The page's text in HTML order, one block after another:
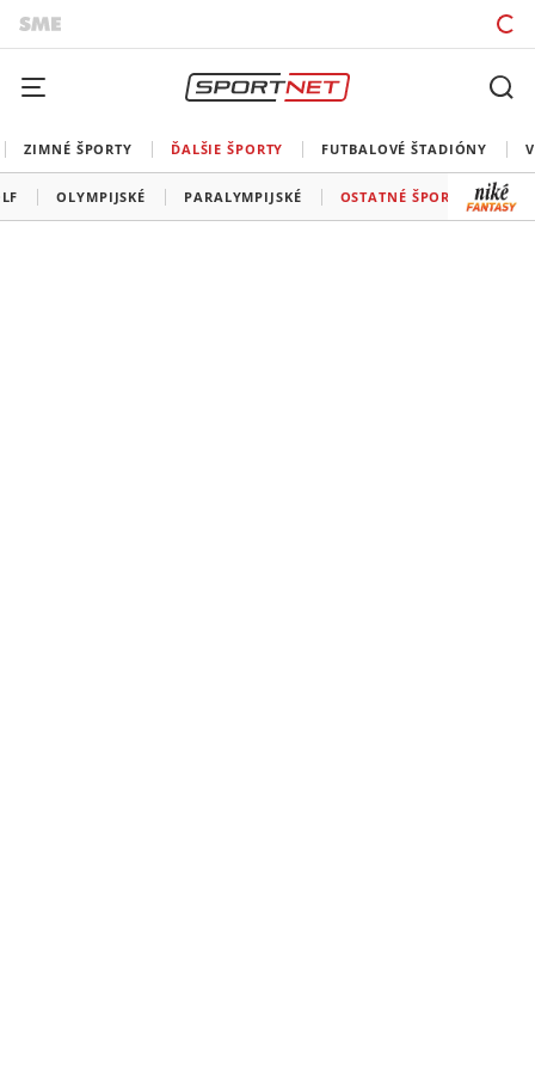
ZIMNÉ ŠPORTY ĎALŠIE ŠPORTY FUTBALOVÉ ŠTADIÓNY
OLYMPIJSKÉ PARALYMPIJSKÉ OSTATNÉ ŠPORTY